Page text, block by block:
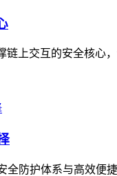
上交互的安全核心
防护体系与高效